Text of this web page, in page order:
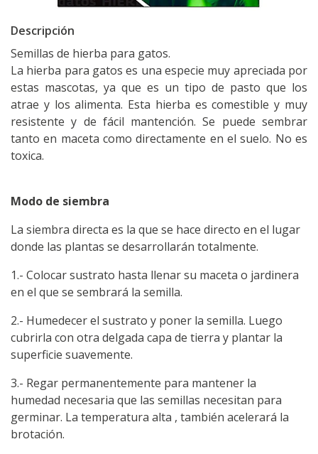
Descripción
Semillas de hierba para gatos.
La hierba para gatos es una especie muy apreciada por
estas mascotas, ya que es un tipo de pasto que los
atrae y los alimenta. Esta hierba es comestible y muy
resistente y de fácil mantención. Se puede sembrar
tanto en maceta como directamente en el suelo. No es
toxica.
Modo de siembra
La siembra directa es la que se hace directo en el lugar
donde las plantas se desarrollarán totalmente.
1.- Colocar sustrato hasta llenar su maceta o jardinera
en el que se sembrará la semilla.
2.- Humedecer el sustrato y poner la semilla. Luego
cubrirla con otra delgada capa de tierra y plantar la
superficie suavemente.
3.- Regar permanentemente para mantener la
humedad necesaria que las semillas necesitan para
germinar. La temperatura alta , también acelerará la
brotación.